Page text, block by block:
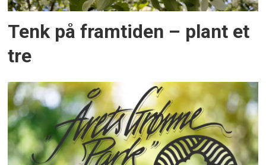
Tenk på framtiden – plant et
tre